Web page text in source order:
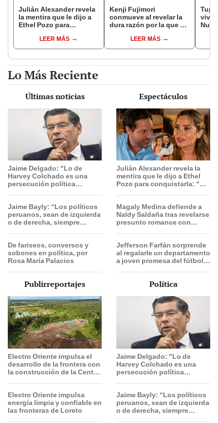
Julián Alexander revela
la mentira que le dijo a
Ethel Pozo para
hubiéramos salido”
LEER MÁS
Kenji Fujimori
conmueve al revelar la
dura razón por la que no
esposa Erika Muñóz: "El
proceso judicial"
LEER MÁS
vivo
Lo Más Reciente
Últimas noticias
Jaime Delgado: "Lo de
Harvey Colchado es una
persecución política
Jaime Bayly: “Los políticos
peruanos, sean de izquierda
o de derecha, siempre
De fariseos, conversos y
sobones en política, por
Rosa María Palacios
Espectáculos
Julián Alexander revela la
mentira que le dijo a Ethel
Pozo para conquistarla: “Si
Magaly Medina defiende a
Naldy Saldaña tras revelarse
presunto romance con
Jefferson Farfán sorprende
al regalarle un departamento
a joven promesa del fútbol:
Publirreportajes
Electro Oriente impulsa el
desarrollo de la frontera con
la construcción de la Central
Electro Oriente impulsa
energía limpia y confiable en
las fronteras de Loreto
Política
Jaime Delgado: "Lo de
Harvey Colchado es una
persecución política
Jaime Bayly: “Los políticos
peruanos, sean de izquierda
o de derecha, siempre